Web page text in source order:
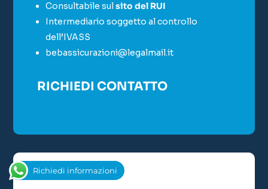
Consultabile sulsito del RUI
Intermediario soggetto al controllo
dell’IVASS
bebassicurazioni@legalmail.it
RICHIEDI CONTATTO
Richiedi informazioni